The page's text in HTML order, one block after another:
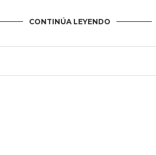
CONTINÚA LEYENDO